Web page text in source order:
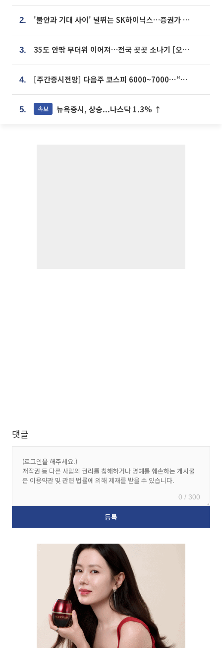
2. '불안과 기대 사이' 널뛰는 SK하이닉스…증권가 "HBM4·LTA 기반 펀터멘털 견고"
3. 35도 안팎 무더위 이어져…전국 곳곳 소나기 [오늘 날씨]
4. [주간증시전망] 다음주 코스피 6000~7000⋯“外人 수급은 정책이 변수”
5. 속보 뉴욕증시, 상승...나스닥 1.3% ↑
댓글
0 / 300